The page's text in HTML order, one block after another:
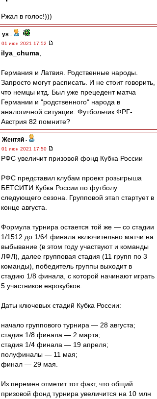
Ржал в голос!)))
ys -
01 июн 2021 17:52
ilya_chuma
Германия и Латвия. Родственные народы.
Запросто могут расписать. И не стоит говорить,
что немцы итд. Был уже прецедент матча
Германии и "родственного" народа в
аналогичной ситуации. Футбольчик ФРГ-
Австрия 82 помните?
Жентяй -
01 июн 2021 17:50
РФС увеличит призовой фонд Кубка России
РФС представил клубам проект розыгрыша
БЕТСИТИ Кубка России по футболу
следующего сезона. Групповой этап стартует в
конце августа.
Формула турнира остается той же — со стадии
1/1512 до 1/64 финала включительно матчи на
выбывание (в этом году участвуют и команды
ЛФЛ), далее групповая стадия (11 групп по 3
команды), победитель группы выходит в
стадию 1/8 финала, с которой начинают играть
5 участников еврокубков.
Даты ключевых стадий Кубка России:
начало группового турнира — 28 августа;
стадия 1/8 финала — 2 марта;
стадия 1/4 финала — 19 апреля;
полуфиналы — 11 мая;
финал — 29 мая.
Из перемен отметит тот факт, что общий
призовой фонд турнира увеличится на 10 млн